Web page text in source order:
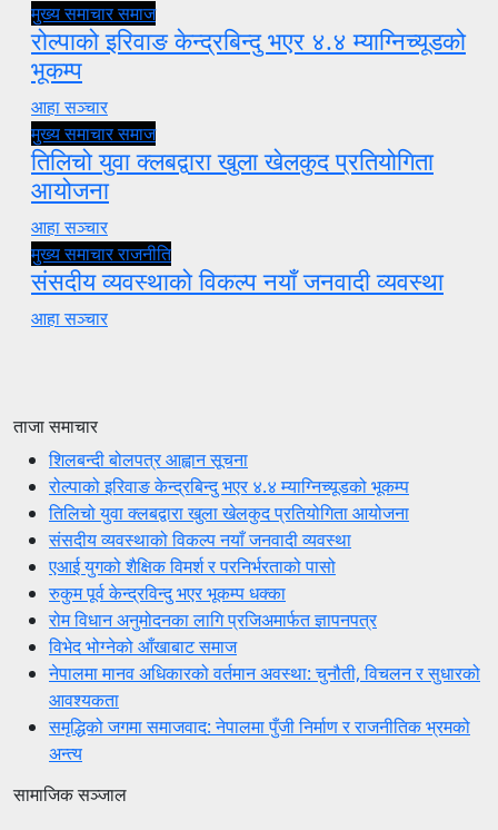
मुख्य समाचारसमाज
रोल्पाको इरिवाङ केन्द्रबिन्दु भएर ४.४ म्याग्निच्यूडको
भूकम्प
आहा सञ्चार
मुख्य समाचारसमाज
तिलिचो युवा क्लबद्वारा खुला खेलकुद प्रतियोगिता
आयोजना
आहा सञ्चार
मुख्य समाचारराजनीति
संसदीय व्यवस्थाको विकल्प नयाँ जनवादी व्यवस्था
आहा सञ्चार
ताजा समाचार
शिलबन्दी बोलपत्र आह्वान सूचना
रोल्पाको इरिवाङ केन्द्रबिन्दु भएर ४.४ म्याग्निच्यूडको भूकम्प
तिलिचो युवा क्लबद्वारा खुला खेलकुद प्रतियोगिता आयोजना
संसदीय व्यवस्थाको विकल्प नयाँ जनवादी व्यवस्था
एआई युगको शैक्षिक विमर्श र परनिर्भरताको पासो
रुकुम पूर्व केन्द्रविन्दु भएर भूकम्प धक्का
रोम विधान अनुमोदनका लागि प्रजिअमार्फत ज्ञापनपत्र
विभेद भोग्नेको आँखाबाट समाज
नेपालमा मानव अधिकारको वर्तमान अवस्था: चुनौती, विचलन र सुधारको
आवश्यकता
समृद्धिको जगमा समाजवाद: नेपालमा पुँजी निर्माण र राजनीतिक भ्रमको
अन्त्य
सामाजिक सञ्जाल